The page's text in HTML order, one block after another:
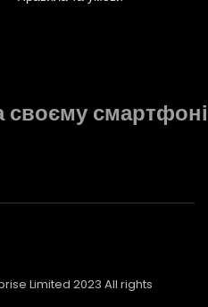
своєму смартфоні
Limited 2023 All rights